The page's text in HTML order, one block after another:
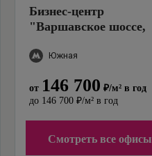
Бизнес-центр
"Варшавское шоссе,
Южная
от 146 700 ₽/м² в год
до 146 700 ₽/м² в год
Смотреть все офисы